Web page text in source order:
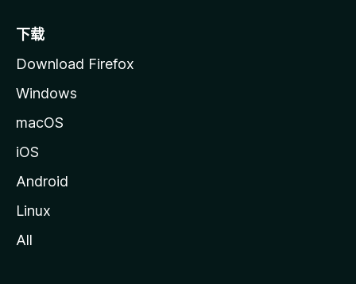
下载
Download Firefox
Windows
macOS
iOS
Android
Linux
All